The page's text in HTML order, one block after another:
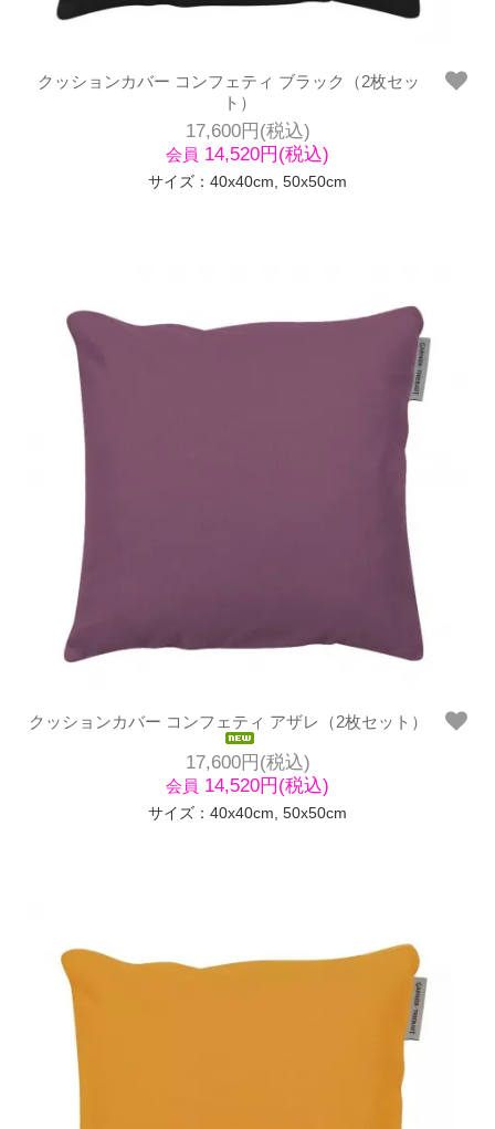
クッションカバー コンフェティ ブラック（2枚セッ
ト）
17,600円(税込)
会員 14,520円(税込)
サイズ：40x40cm, 50x50cm
クッションカバー コンフェティ アザレ（2枚セット）
17,600円(税込)
会員 14,520円(税込)
サイズ：40x40cm, 50x50cm